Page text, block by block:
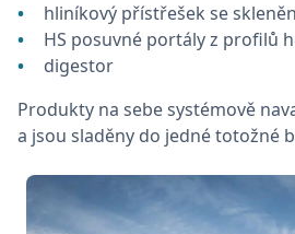
hliníkový přístřešek se
HS posuvné portály z profilů
digestor
Produkty na sebe systémově
a jsou sladěny do jedné totožné